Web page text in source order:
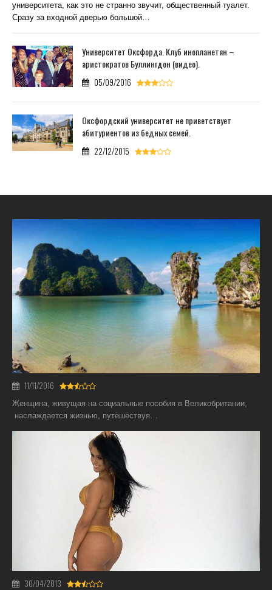
университета, как это не странно звучит, общественный туалет.
Сразу за входной дверью большой…
Университет Оксфорда. Клуб инопланетян –
аристократов Буллингдон (видео).
05/09/2016
Оксфордский университет не приветствует
абитуриентов из бедных семей.
22/12/2015
11/11/2016
Женщина, живущая на социальные пособия в Великобритании,
наслаждается жизнью, путешествуя…
30/04/2013